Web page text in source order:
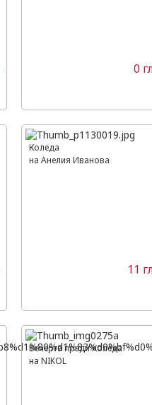
0
Коледа
на Анелия Иванова
11
Вечерта преди Коледа
на NIKOL